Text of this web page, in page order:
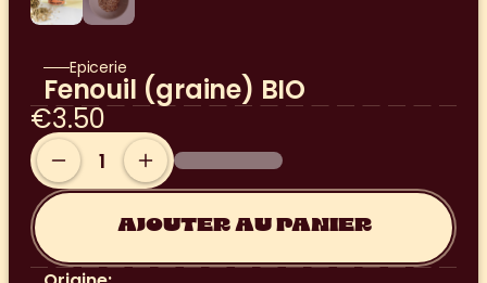
Epicerie
Fenouil (graine) BIO
€3.50
AJOUTER AU PANIER